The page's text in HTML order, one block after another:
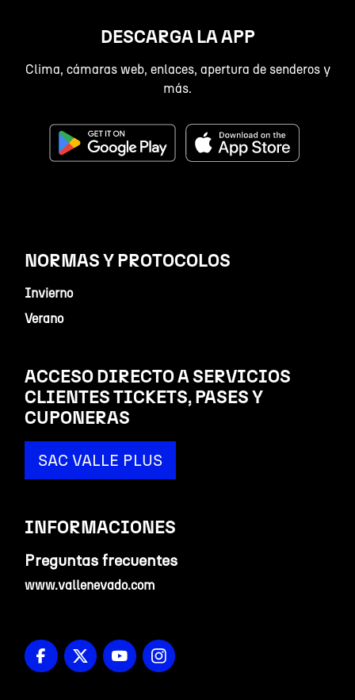
DESCARGA LA APP
Clima, cámaras web, enlaces, apertura de senderos y
más.
NORMAS Y PROTOCOLOS
Invierno
Verano
ACCESO DIRECTO A SERVICIOS
CLIENTES TICKETS, PASES Y
CUPONERAS
SAC VALLE PLUS
INFORMACIONES
Preguntas frecuentes
www.vallenevado.com